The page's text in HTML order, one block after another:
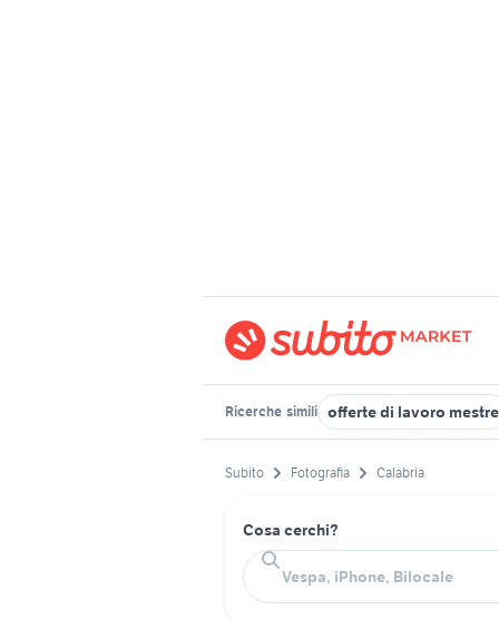
Ricerche simili offerte di lavoro mestre
Subito Fotografia Calabria
Cosa cerchi?